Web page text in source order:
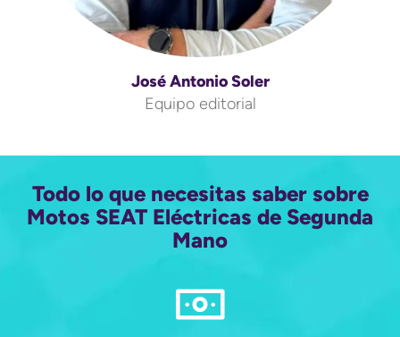
José Antonio Soler
Equipo editorial
Todo lo que necesitas saber sobre
Motos SEAT Eléctricas de Segunda
Mano